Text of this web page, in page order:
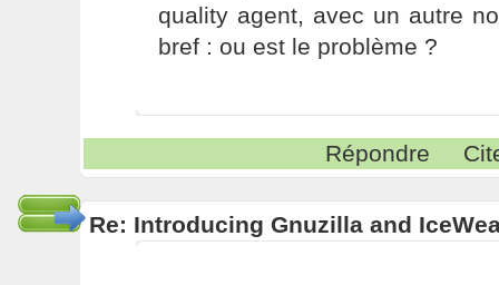
quality agent, avec un autre
bref : ou est le problème ?
Répondre
Re: Introducing Gnuzilla and